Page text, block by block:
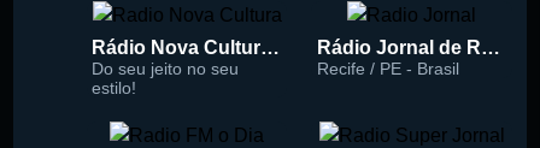
Rádio Nova Cultura 93.1 FM
Do seu jeito no seu
estilo!
Rádio Jornal de Recife 90.3 FM
Recife / PE - Brasil